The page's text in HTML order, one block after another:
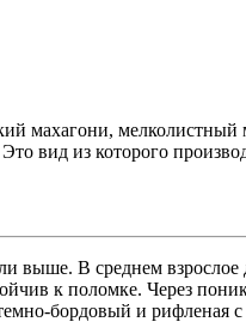
махагони,
вид из которого
выше. В среднем
к поломке. Через
бордовый и рифленая с